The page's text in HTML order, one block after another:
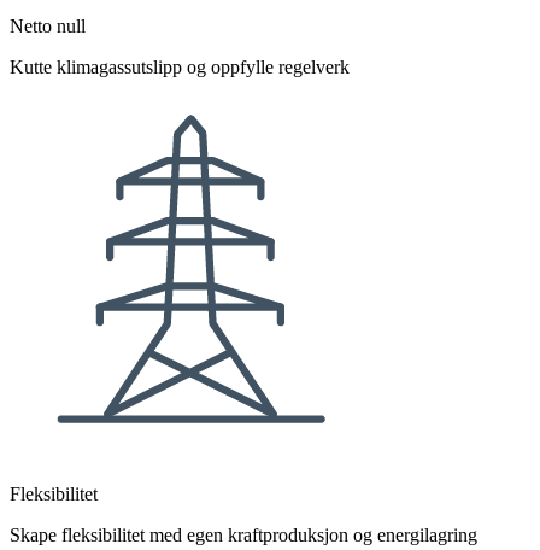
Netto null
Kutte klimagassutslipp og oppfylle regelverk
Fleksibilitet
Skape fleksibilitet med egen kraftproduksjon og energilagring